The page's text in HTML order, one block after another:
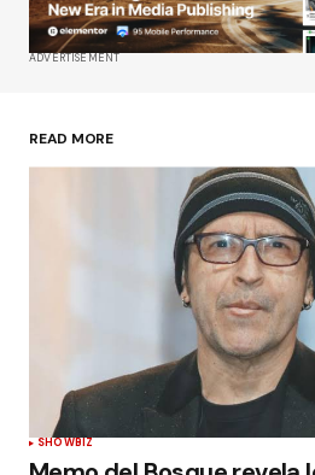
Tu correo electrónico*
haga un comentario.
Enviar comentario
ADVERTISEMENT
READ MORE
SHOWBIZ